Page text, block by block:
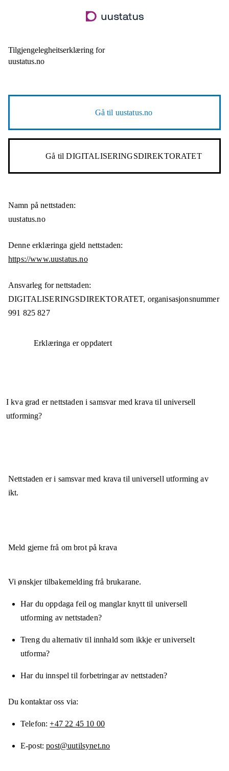
til
Tilgjengelegheitserklæring for
uustatus.no
Gå til uustatus.no
Gå tilDIGITALISERINGSDIREKTORATET
Namn på nettstaden:
uustatus.no
Denne erklæringa gjeld nettstaden:
https://www.uustatus.no
Ansvarleg for nettstaden:
DIGITALISERINGSDIREKTORATET, organisasjonsnummer
991 825 827
Erklæringa er oppdatert
I kva grad er nettstaden i samsvar med krava til universell
utforming?
Nettstaden eri samsvarmed krava til universell utforming av
ikt.
Meld gjerne frå om brot på krava
Vi ønskjer tilbakemelding frå brukarane.
Har du oppdaga feil og manglar knytt til universell
utforming av nettstaden?
Treng du alternativ til innhald som ikkje er universelt
utforma?
Har du innspel til forbetringar av nettstaden?
Du kontaktar oss via:
Telefon +47 22 45 10 00
E-post post@uutilsynet.no